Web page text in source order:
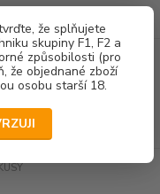
že splňujete
skupiny F1, F2 a
způsobilosti (pro
že objednané zboží
osobu starší 18.
Menu